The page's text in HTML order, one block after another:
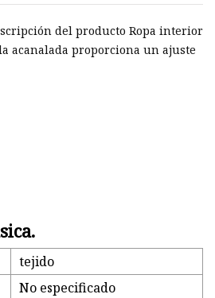
del producto Ropa interior
acanalada proporciona un ajuste
tejido
No especificado